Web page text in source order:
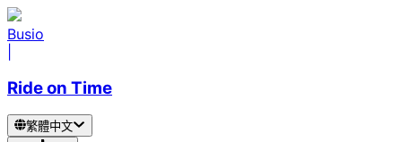
Busio
Ride on Time
繁體中文